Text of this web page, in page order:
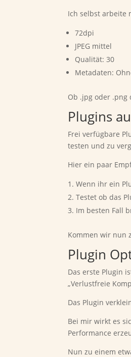
Ich selbst arbeite
72dpi
JPEG mittel
Qualität: 30
Metadaten:
Ob .jpg oder .png
Plugins
Frei verfügbare
testen und zu
Hier ein paar
Wenn ihr ein
Testet ob das
Im besten Fall
Kommen wir nun
Plugin
Das erste Plugin
„Verlustfreie
Das Plugin
Bei mir wirkt es
Performance
Nun zu einem